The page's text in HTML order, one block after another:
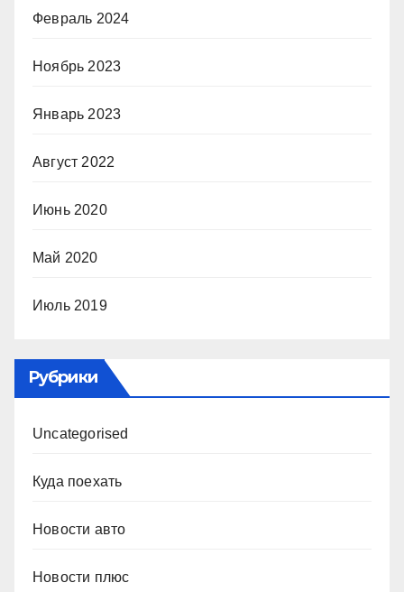
Февраль 2024
Ноябрь 2023
Январь 2023
Август 2022
Июнь 2020
Май 2020
Июль 2019
Рубрики
Uncategorised
Куда поехать
Новости авто
Новости плюс